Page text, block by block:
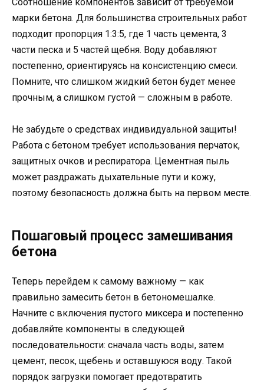
марки бетона. Для большинства строительных работ
подходит пропорция 1:3:5, где 1 часть цемента, 3
части песка и 5 частей щебня. Воду добавляют
постепенно, ориентируясь на консистенцию смеси.
Помните, что слишком жидкий бетон будет менее
прочным, а слишком густой — сложным в работе.
Не забудьте о средствах индивидуальной защиты!
Работа с бетоном требует использования перчаток,
защитных очков и респиратора. Цементная пыль
может раздражать дыхательные пути и кожу,
поэтому безопасность должна быть на первом месте.
Пошаговый процесс замешивания
бетона
Теперь перейдем к самому важному — как
правильно замесить бетон в бетономешалке.
Начните с включения пустого миксера и постепенно
добавляйте компоненты в следующей
последовательности: сначала часть воды, затем
цемент, песок, щебень и оставшуюся воду. Такой
порядок загрузки помогает предотвратить